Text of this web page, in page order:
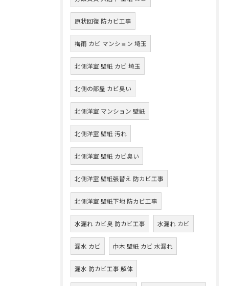
原状回復 防カビ工事
梅雨 カビ マンション 埼玉
北側洋室 壁紙 カビ 埼玉
北側の部屋 カビ臭い
北側洋室 マンション 壁紙
北側洋室 壁紙 汚れ
北側洋室 壁紙 カビ臭い
北側洋室 壁紙張替え 防カビ工事
北側洋室 壁紙下地 防カビ工事
水漏れ カビ臭 防カビ工事 水漏れ カビ
漏水 カビ 巾木 壁紙 カビ 水漏れ
漏水 防カビ工事 解体